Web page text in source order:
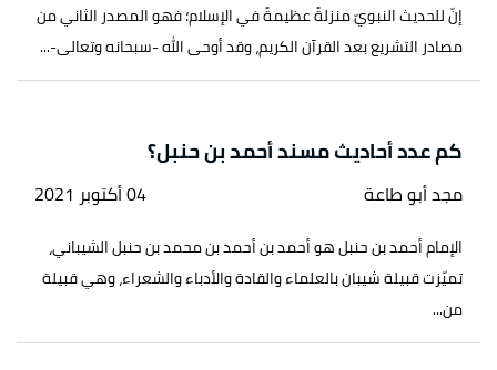
إنّ للحديث النبويّ منزلةً عظيمةً في الإسلام؛ فهو المصدر الثاني من
مصادر التشريع بعد القرآن الكريم، وقد أوحى الله -سبحانه وتعالى-...
كم عدد أحاديث مسند أحمد بن حنبل؟
مجد أبو طاعة 04 أكتوبر 2021
الإمام أحمد بن حنبل هو أحمد بن أحمد بن محمد بن حنبل الشيباني،
تميّزت قبيلة شيبان بالعلماء والقادة والأدباء والشعراء، وهي قبيلة
من...